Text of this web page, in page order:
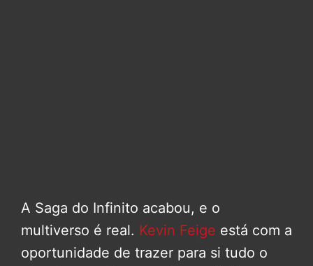
A Saga do Infinito acabou, e o
multiverso é real. Kevin Feige está com a
oportunidade de trazer para si tudo o